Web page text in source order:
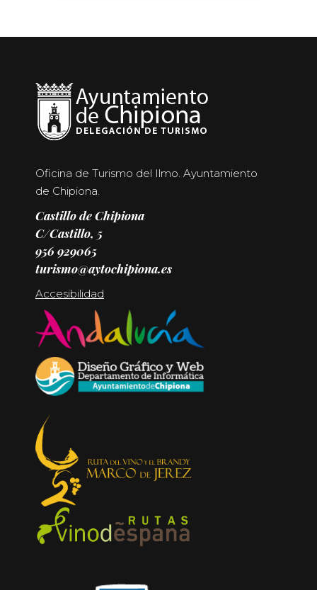
Oficina de Turismo del Ilmo. Ayuntamiento
de Chipiona.
Castillo de Chipiona
C/Castillo, 5
956 929065
turismo@aytochipiona.es
Accesibilidad